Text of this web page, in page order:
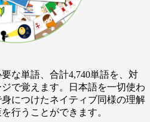
な単語、合計4,740単語を、対
で覚えます。日本語を一切使わ
につけたネイティブ同様の理解
行うことができます。